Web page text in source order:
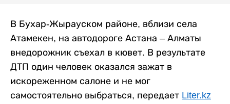
В Бухар-Жырауском районе, вблизи села
Атамекен, на автодороге Астана – Алматы
внедорожник съехал в кювет. В результате
ДТП один человек оказался зажат в
искореженном салоне и не мог
самостоятельно выбраться, передает Liter.kz